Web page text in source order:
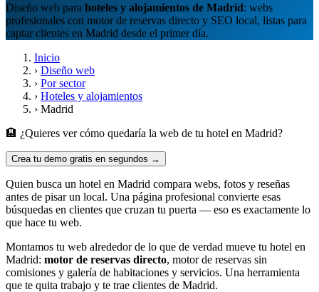
Diseño web para hoteles y alojamientos de Madrid: webs
profesionales con motor de reservas directo y SEO local, listas para
captar clientes en Madrid desde el primer día.
Inicio
› Diseño web
› Por sector
› Hoteles y alojamientos
› Madrid
🏨 ¿Quieres ver cómo quedaría la web de tu hotel en Madrid?
Crea tu demo gratis en segundos →
Quien busca un hotel en Madrid compara webs, fotos y reseñas
antes de pisar un local. Una página profesional convierte esas
búsquedas en clientes que cruzan tu puerta — eso es exactamente lo
que hace tu web.
Montamos tu web alrededor de lo que de verdad mueve tu hotel en
Madrid: motor de reservas directo, motor de reservas sin
comisiones y galería de habitaciones y servicios. Una herramienta
que te quita trabajo y te trae clientes de Madrid.